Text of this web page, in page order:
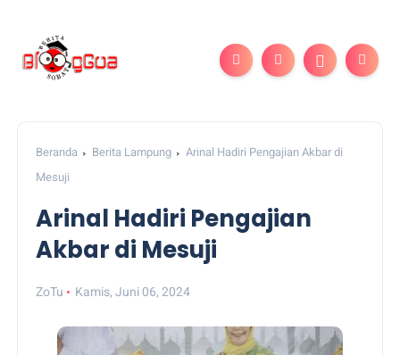
Beranda Berita Lampung
Arinal Hadiri Pengajian Akbar di
Mesuji
Arinal Hadiri Pengajian
Akbar di Mesuji
ZoTu Kamis, Juni 06, 2024